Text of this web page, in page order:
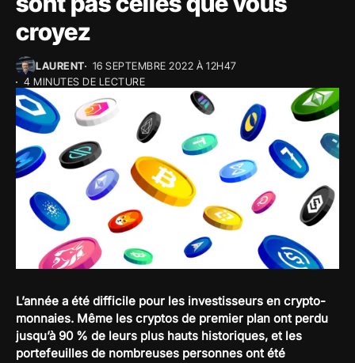
croyez
LAURENT
16 SEPTEMBRE 2022 À 12H47
4 MINUTES DE LECTURE
L’année a été difficile pour les investisseurs en crypto-
monnaies. Même les cryptos de premier plan ont perdu
jusqu’à 90 % de leurs plus hauts historiques, et les
portefeuilles de nombreuses personnes ont été